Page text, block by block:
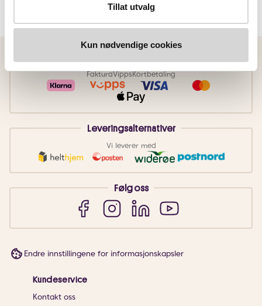
Tillat utvalg
Kun nødvendige cookies
FakturaVippsKortbetaling
Leveringsalternativer
Vi leverer med
Følg oss
Endre innstillingene for informasjonskapsler
Kundeservice
Kontakt oss